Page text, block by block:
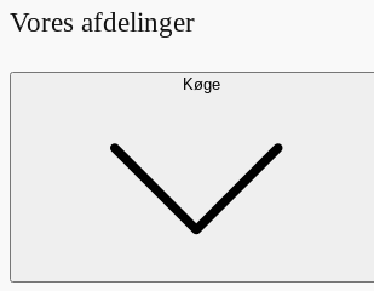
Vores afdelinger
Køge